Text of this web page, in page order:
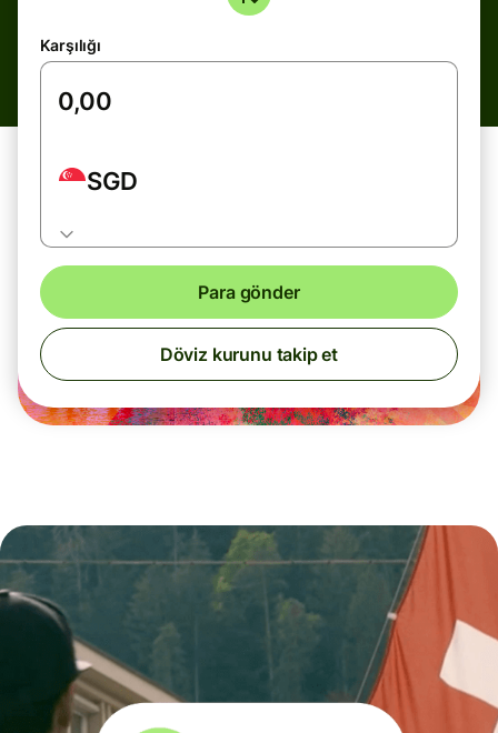
Karşılığı
SGD
Para gönder
Döviz kurunu takip et